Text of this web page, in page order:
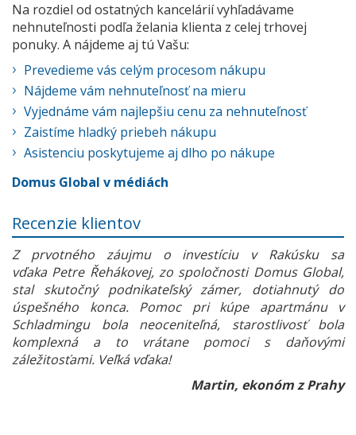
Na rozdiel od ostatných kancelárií vyhľadávame
nehnuteľnosti podľa želania klienta z celej trhovej
ponuky. A nájdeme aj tú Vašu:
Prevedieme vás celým procesom nákupu
Nájdeme vám nehnuteľnosť na mieru
Vyjednáme vám najlepšiu cenu za nehnuteľnosť
Zaistíme hladký priebeh nákupu
Asistenciu poskytujeme aj dlho po nákupe
Domus Global v médiách
Recenzie klientov
Z prvotného záujmu o investíciu v Rakúsku sa
vďaka Petre Řehákovej, zo spoločnosti Domus Global,
stal skutočný podnikateľský zámer, dotiahnutý do
úspešného konca. Pomoc pri kúpe apartmánu v
Schladmingu bola neoceniteľná, starostlivosť bola
komplexná a to vrátane pomoci s daňovými
záležitosťami. Veľká vďaka!
Martin, ekonóm z Prahy